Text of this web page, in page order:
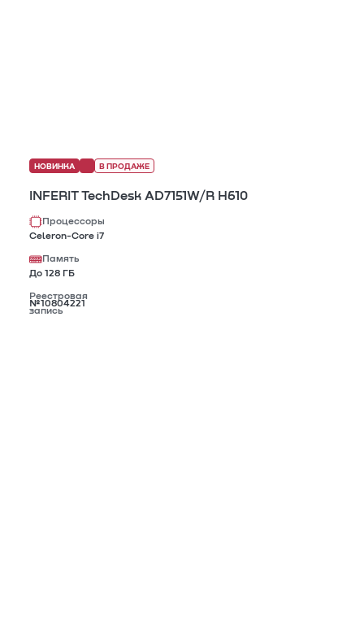
НОВИНКА В ПРОДАЖЕ
INFERIT TechDesk AD7151W/R H610
Процессоры
Celeron-Core i7
Память
До 128 ГБ
Реестровая
запись
№10804221